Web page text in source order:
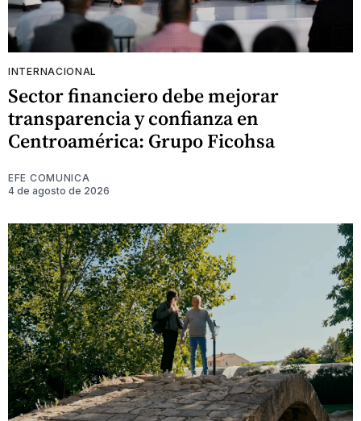
INTERNACIONAL
Sector financiero debe mejorar
transparencia y confianza en
Centroamérica: Grupo Ficohsa
EFE COMUNICA
4 de agosto de 2026